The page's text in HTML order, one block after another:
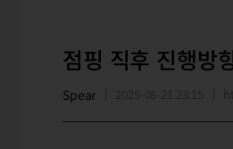
점핑 직후 진행방
Spear